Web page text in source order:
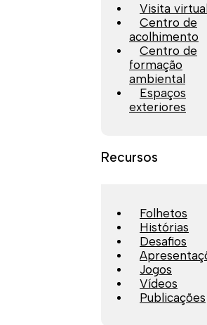
Visita virtual
Centro de
acolhimento
Centro de
formação
ambiental
Espaços
exteriores
Recursos
Folhetos
Histórias
Desafios
Jogos
Vídeos
Publicações